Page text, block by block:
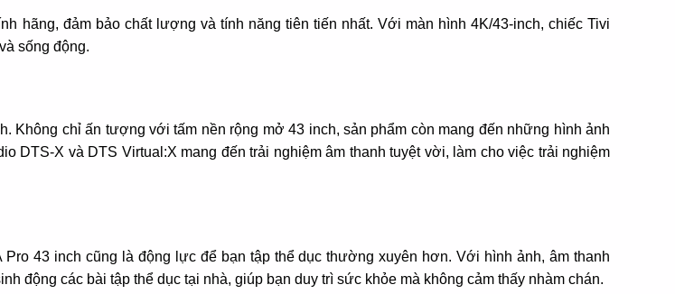
hãng, đảm bảo chất lượng và tính năng tiên tiến nhất. Với màn hình 4K/43-inch, chiếc Tivi
sống động.
Không chỉ ấn tượng với tấm nền rộng mở 43 inch, sản phẩm còn mang đến những hình ảnh
DTS-X và DTS Virtual:X mang đến trải nghiệm âm thanh tuyệt vời, làm cho việc trải nghiệm
43 inch cũng là động lực để bạn tập thể dục thường xuyên hơn. Với hình ảnh, âm thanh
động các bài tập thể dục tại nhà, giúp bạn duy trì sức khỏe mà không cảm thấy nhàm chán.